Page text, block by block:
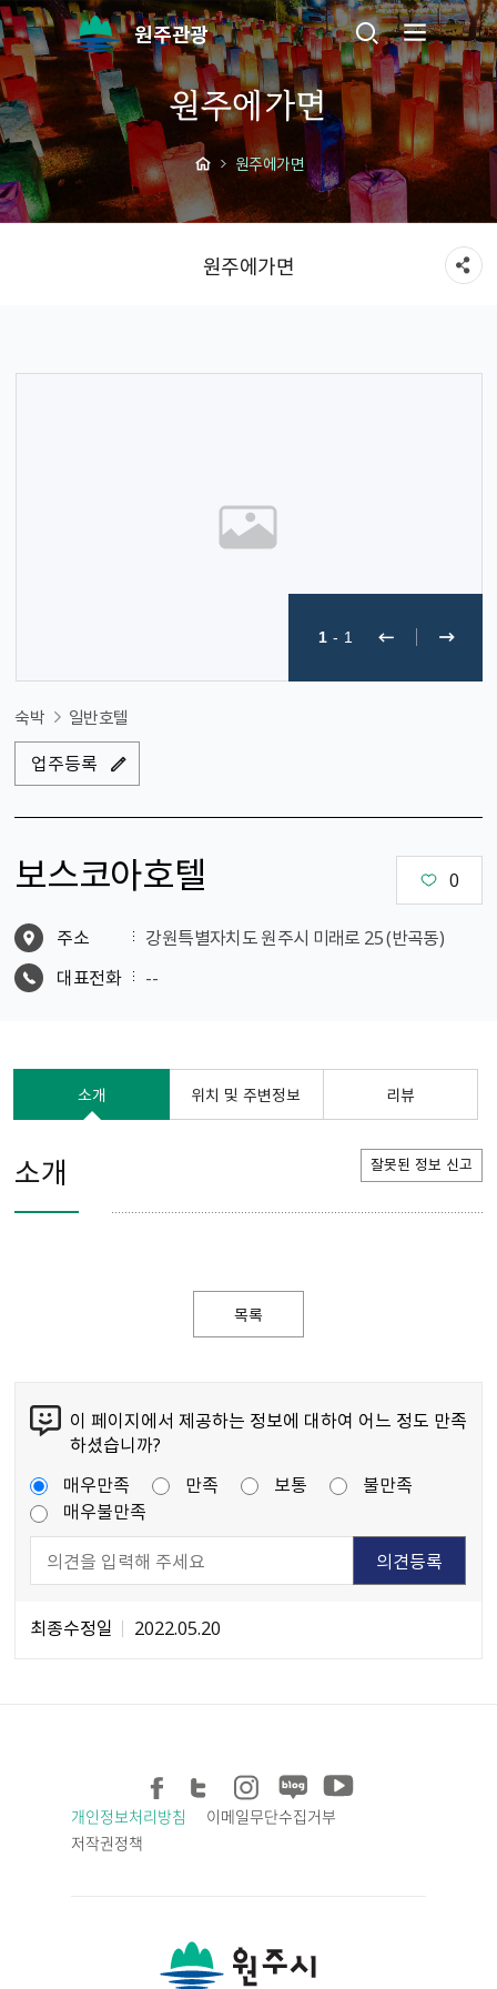
원주관광
원주에가면
원주에가면
원주에가면
1 - 1
숙박 일반호텔
업주등록
보스코아호텔 0
주소
강원특별자치도 원주시 미래로 25 (반곡동)
대표전화
--
소개 위치 및 주변정보 리뷰
소개 잘못된 정보 신고
목록
이 페이지에서 제공하는 정보에 대하여 어느 정도 만족
하셨습니까?
매우만족
만족 보통
불만족
매우불만족
최종수정일 2022.05.20
개인정보처리방침
이메일무단수집거부
저작권정책